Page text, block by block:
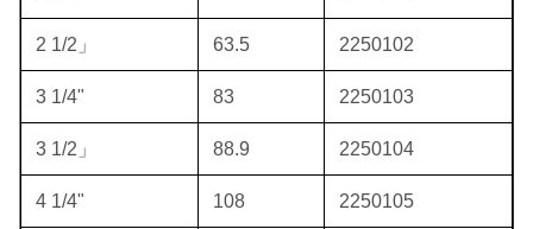
2 1/2」 63.5 2250102
3 1/4" 83 2250103
3 1/2」 88.9 2250104
4 1/4" 108 2250105